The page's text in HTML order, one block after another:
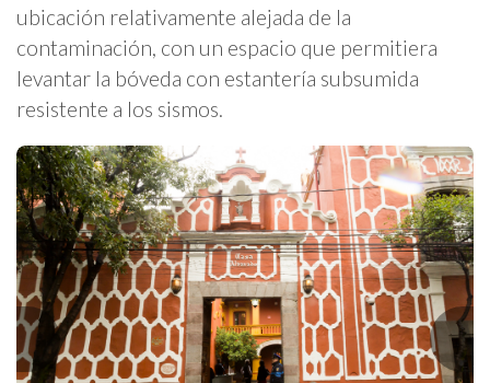
ubicación relativamente alejada de la
contaminación, con un espacio que permitiera
levantar la bóveda con estantería subsumida
resistente a los sismos.